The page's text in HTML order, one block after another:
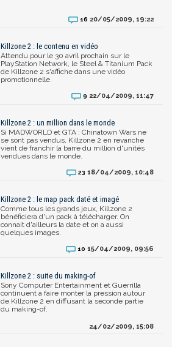
16 20/05/2009, 19:22
Killzone 2 : le contenu en vidéo
Attendu pour le 30 avril prochain sur le
PlayStation Network, le Steel & Titanium Pack
de Killzone 2 s'affiche dans une vidéo
promotionnelle.
9 22/04/2009, 11:47
Killzone 2 : un million dans le monde
Si MADWORLD et GTA : Chinatown Wars ne
se sont pas vendus, Killzone 2 en revanche
vient de franchir la barre du million d'unités
vendues dans le monde.
23 18/04/2009, 10:48
Killzone 2 : le map pack daté et imagé
Comme tous les grands jeux, Killzone 2
bénéficiera d'un pack à télécharger. On
connait d'ailleurs la date et on a aussi
quelques images.
10 15/04/2009, 09:56
Killzone 2 : suite du making-of
Sony Computer Entertainment et Guerrilla
continuent à faire monter la pression autour
de Killzone 2 en diffusant la seconde partie
du making-of.
24/02/2009, 15:08